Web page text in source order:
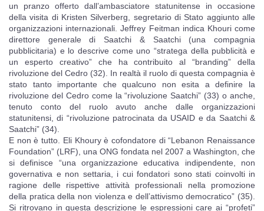
un pranzo offerto dall’ambasciatore statunitense in occasione
della visita di Kristen Silverberg, segretario di Stato aggiunto alle
organizzazioni internazionali. Jeffrey Feitman indica Khouri come
direttore generale di Saatchi & Saatchi (una compagnia
pubblicitaria) e lo descrive come uno “stratega della pubblicità e
un esperto creativo” che ha contribuito al “branding” della
rivoluzione del Cedro (32). In realtà il ruolo di questa compagnia è
stato tanto importante che qualcuno non esita a definire la
rivoluzione del Cedro come la “rivoluzione Saatchi” (33) o anche,
tenuto conto del ruolo avuto anche dalle organizzazioni
statunitensi, di “rivoluzione patrocinata da USAID e da Saatchi &
Saatchi” (34).
E non è tutto. Eli Khoury è cofondatore di “Lebanon Renaissance
Foundation” (LRF), una ONG fondata nel 2007 a Washington, che
si definisce “una organizzazione educativa indipendente, non
governativa e non settaria, i cui fondatori sono stati coinvolti in
ragione delle rispettive attività professionali nella promozione
della pratica della non violenza e dell’attivismo democratico” (35).
Si ritrovano in questa descrizione le espressioni care ai “profeti”